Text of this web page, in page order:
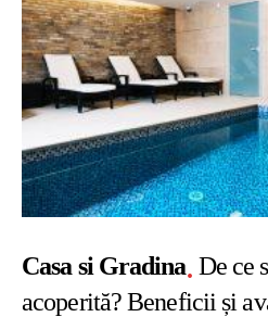
Casa si Gradina De ce
acoperită? Beneficii și